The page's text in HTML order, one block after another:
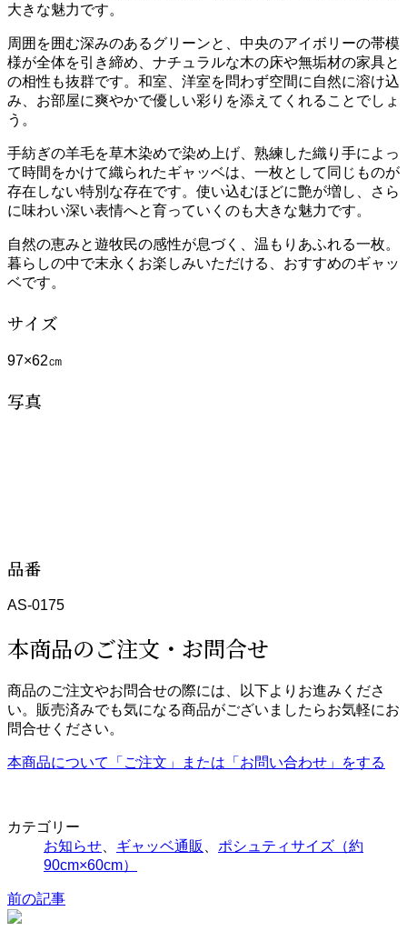
大きな魅力です。
周囲を囲む深みのあるグリーンと、中央のアイボリーの帯模
様が全体を引き締め、ナチュラルな木の床や無垢材の家具と
の相性も抜群です。和室、洋室を問わず空間に自然に溶け込
み、お部屋に爽やかで優しい彩りを添えてくれることでしょ
う。
手紡ぎの羊毛を草木染めで染め上げ、熟練した織り手によっ
て時間をかけて織られたギャッベは、一枚として同じものが
存在しない特別な存在です。使い込むほどに艶が増し、さら
に味わい深い表情へと育っていくのも大きな魅力です。
自然の恵みと遊牧民の感性が息づく、温もりあふれる一枚。
暮らしの中で末永くお楽しみいただける、おすすめのギャッ
ベです。
サイズ
97×62㎝
写真
品番
AS-0175
本商品のご注文・お問合せ
商品のご注文やお問合せの際には、以下よりお進みくださ
い。販売済みでも気になる商品がございましたらお気軽にお
問合せください。
本商品について「ご注文」または「お問い合わせ」をする
カテゴリー
お知らせ
ギャッベ通販
ポシュティサイズ（約
90cm×60cm）
前の記事